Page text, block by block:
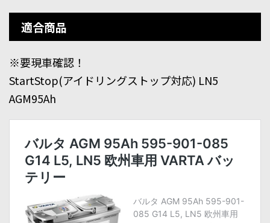
適合商品
※要現車確認！
StartStop(アイドリングストップ対応) LN5
AGM95Ah